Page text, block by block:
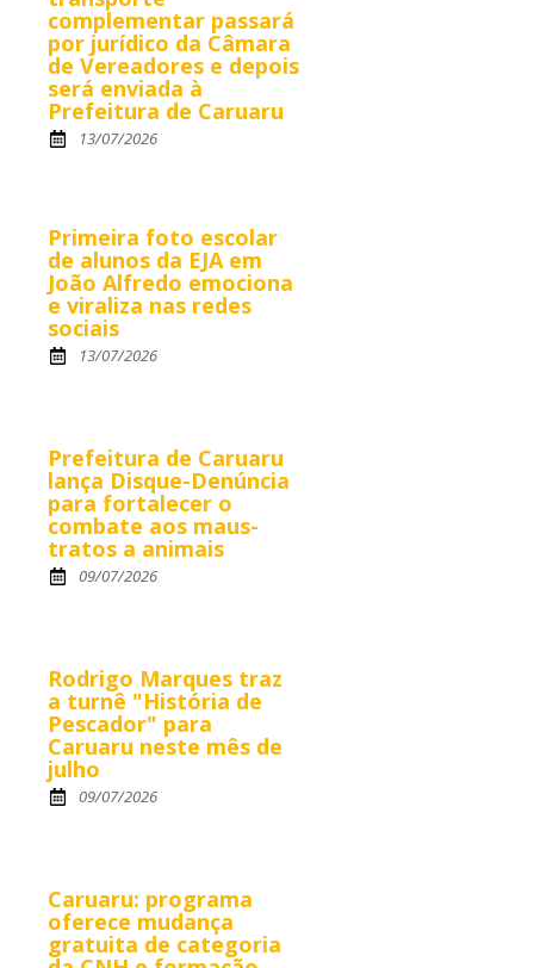
complementar passará
por jurídico da Câmara
de Vereadores e depois
será enviada à
Prefeitura de Caruaru
13/07/2026
Primeira foto escolar
de alunos da EJA em
João Alfredo emociona
e viraliza nas redes
sociais
13/07/2026
Prefeitura de Caruaru
lança Disque-Denúncia
para fortalecer o
combate aos maus-
tratos a animais
09/07/2026
Rodrigo Marques traz
a turnê "História de
Pescador" para
Caruaru neste mês de
julho
09/07/2026
Caruaru: programa
oferece mudança
gratuita de categoria